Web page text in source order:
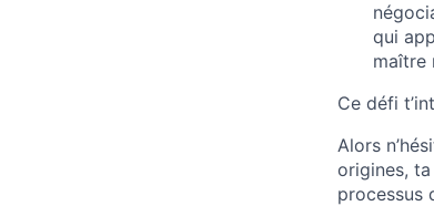
qui
maître
Ce défi
Alors
origines,
processus